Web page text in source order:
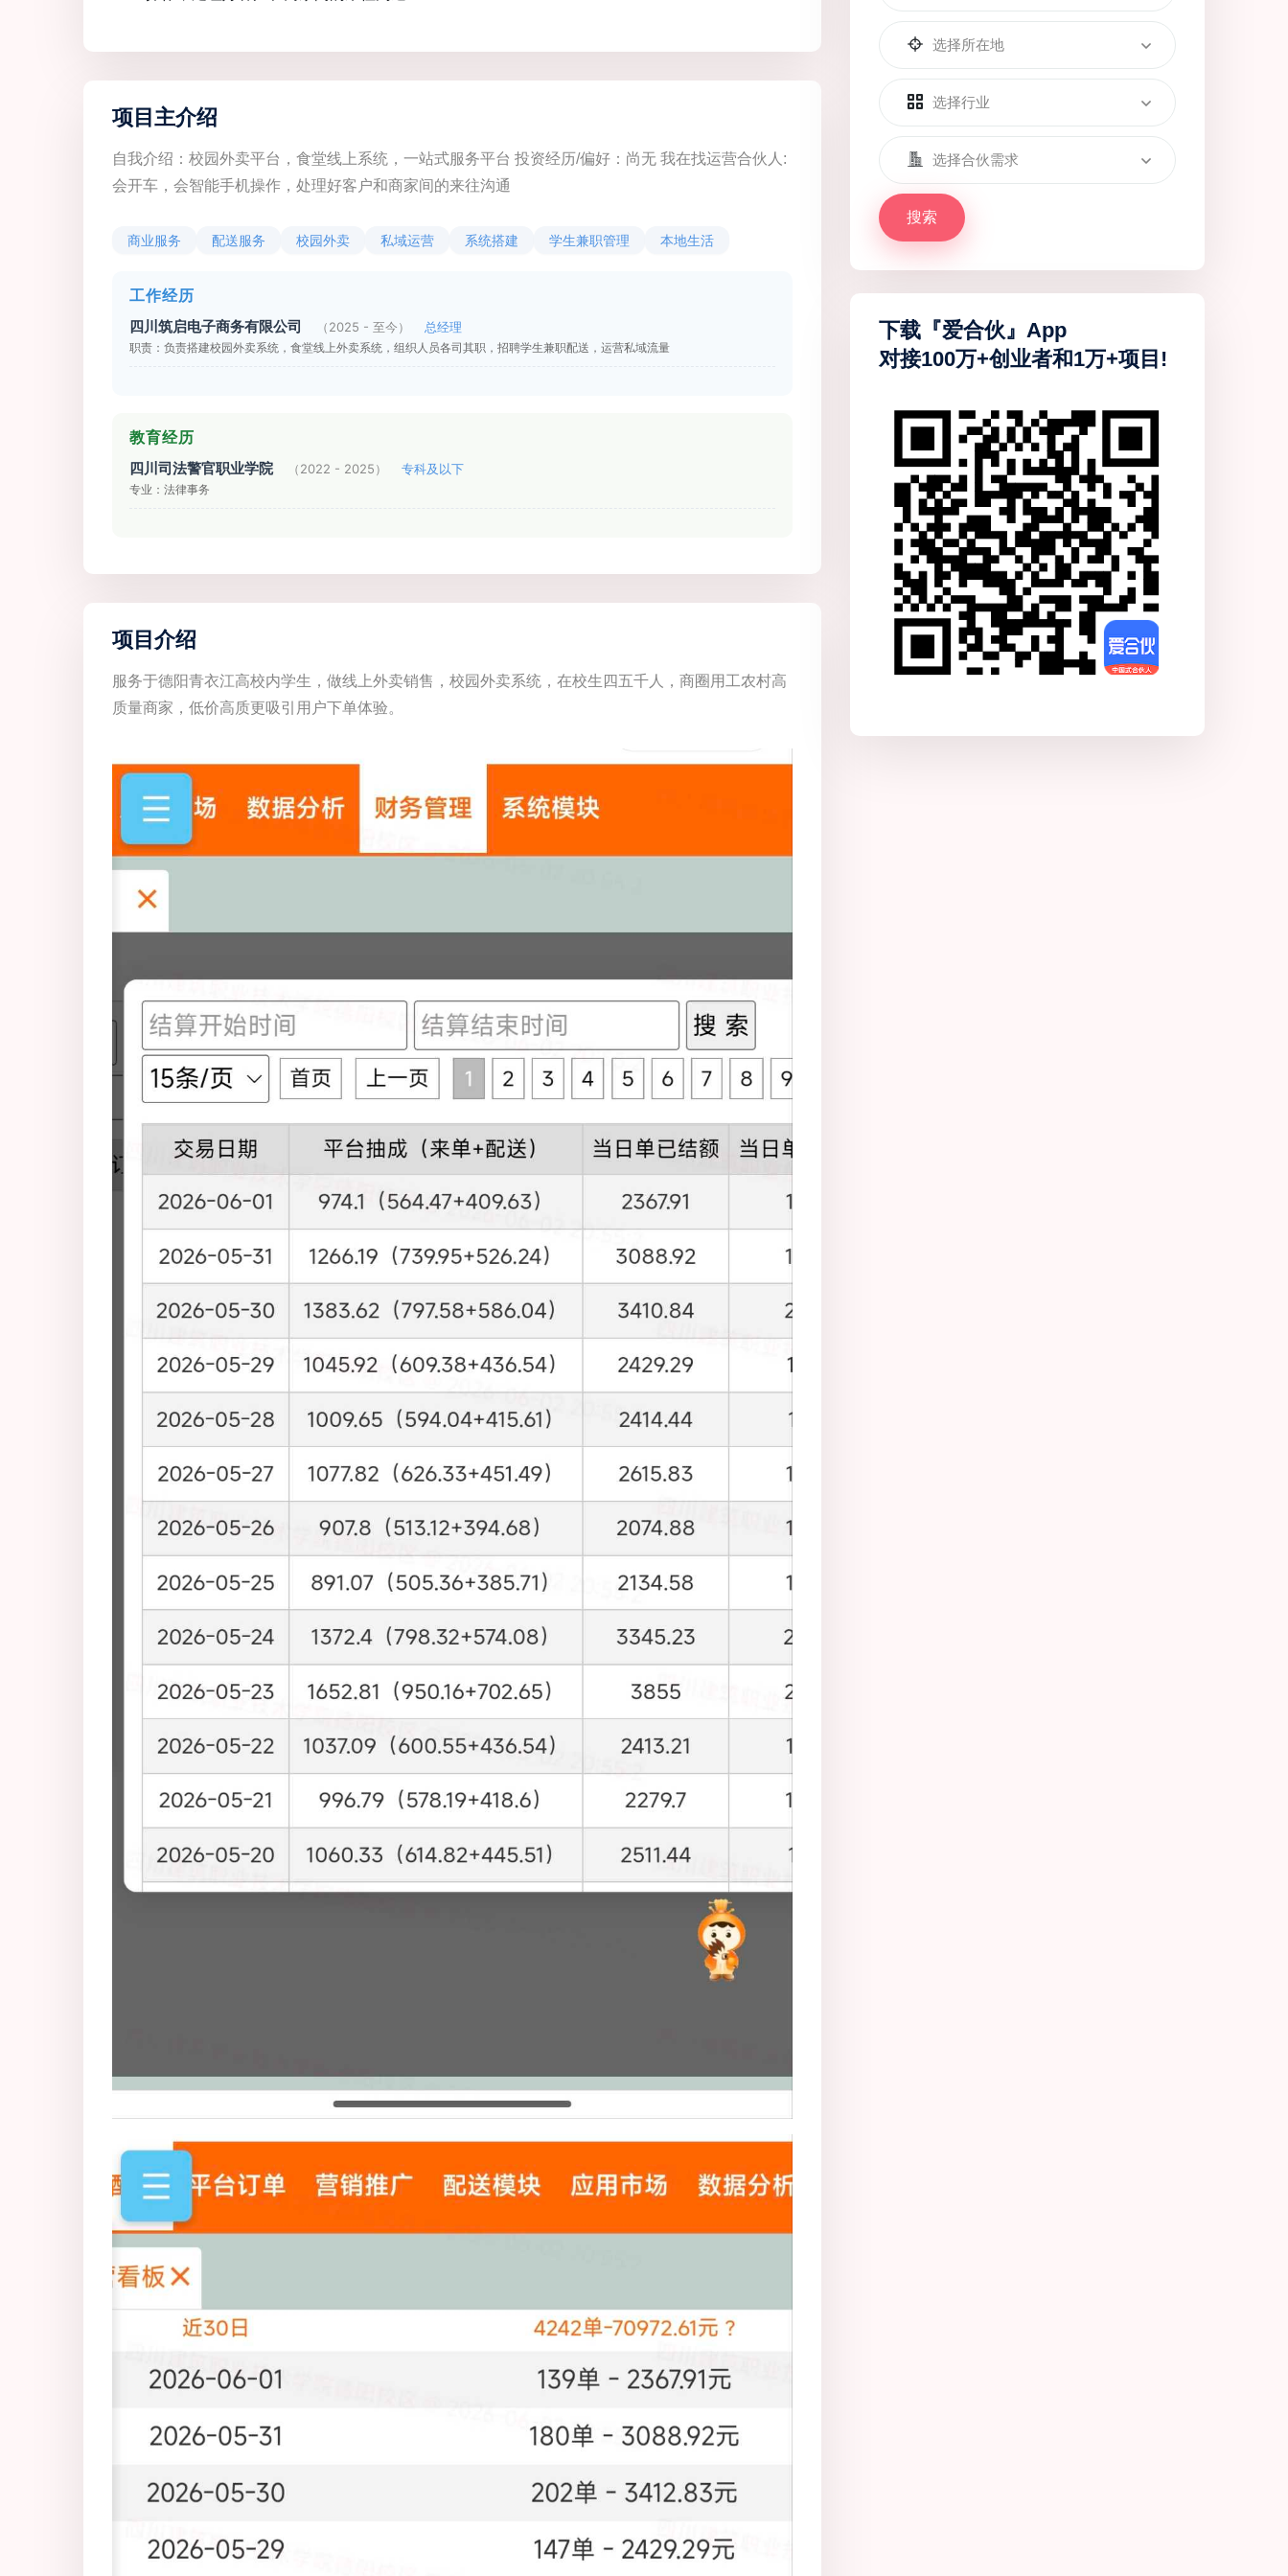
项目主介绍
自我介绍：校园外卖平台，食堂线上系统，一站式服务平台 投资经历/偏好：尚无 我在找运营合伙人:
会开车，会智能手机操作，处理好客户和商家间的来往沟通
商业服务 配送服务 校园外卖 私域运营 系统搭建 学生兼职管理 本地生活
工作经历
四川筑启电子商务有限公司 （2025 - 至今） 总经理
职责：负责搭建校园外卖系统，食堂线上外卖系统，组织人员各司其职，招聘学生兼职配送，运营私域流量
教育经历
四川司法警官职业学院 （2022 - 2025） 专科及以下
专业：法律事务
项目介绍
服务于德阳青衣江高校内学生，做线上外卖销售，校园外卖系统，在校生四五千人，商圈用工农村高
质量商家，低价高质更吸引用户下单体验。
选择所在地
选择行业
选择合伙需求
搜索
下载『爱合伙』App
对接100万+创业者和1万+项目!